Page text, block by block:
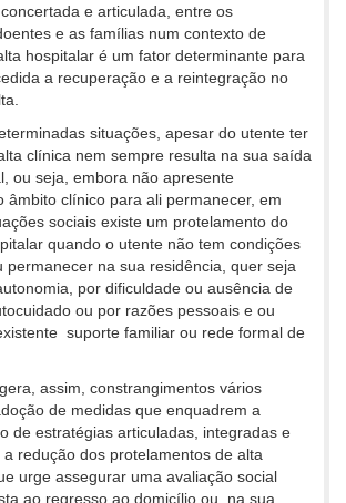
e articulada, entre os
e as famílias num contexto de
hospitalar é um fator determinante para
a recuperação e a reintegração no
situações, apesar do utente ter
clínica nem sempre resulta na sua saída
ou seja, embora não apresente
âmbito clínico para ali permanecer, em
sociais existe um protelamento do
quando o utente não tem condições
permanecer na sua residência, quer seja
por dificuldade ou ausência de
ou por razões pessoais e ou
suporte familiar ou rede formal de
assim, constrangimentos vários
de medidas que enquadrem a
de estratégias articuladas, integradas e
redução dos protelamentos de alta
urge assegurar uma avaliação social
ao regresso ao domicílio ou, na sua